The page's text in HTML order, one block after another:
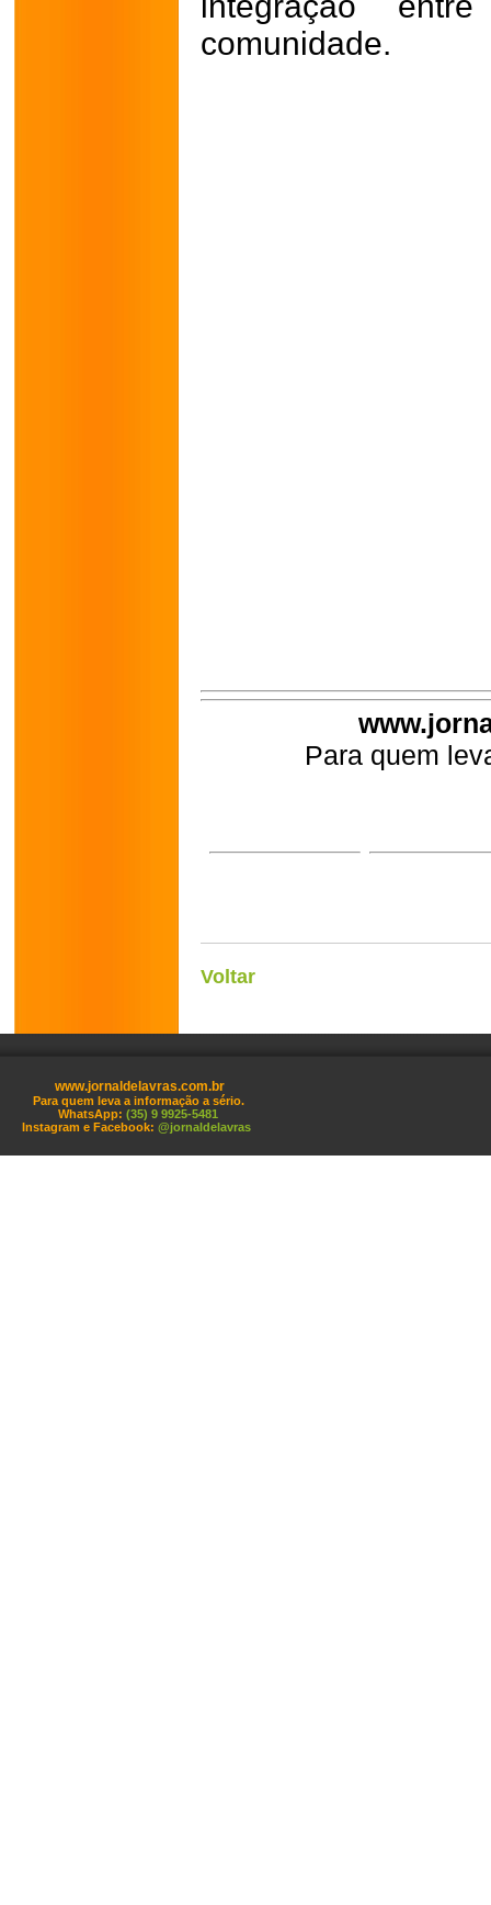
comunidade.
Para quem
Voltar
www.jornaldelavras.com.br
Para quem leva a informação a sério.
WhatsApp: (35) 9 9925-5481
Instagram e Facebook: @jornaldelavras